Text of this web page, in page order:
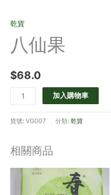
乾貨
八仙果
$68.0
加入購物車
貨號: VG007 分類: 乾貨
相關商品